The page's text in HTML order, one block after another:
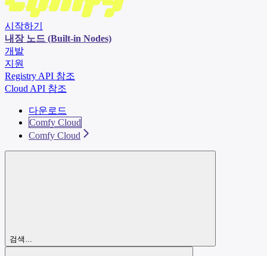
시작하기
내장 노드 (Built-in Nodes)
개발
지원
Registry API 참조
Cloud API 참조
다운로드
Comfy Cloud
Comfy Cloud
검색...